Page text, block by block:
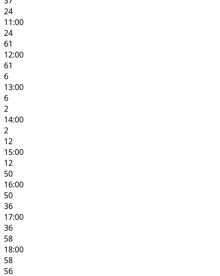
24
11:00
24
61
12:00
61
6
13:00
6
2
14:00
2
12
15:00
12
50
16:00
50
36
17:00
36
58
18:00
58
56